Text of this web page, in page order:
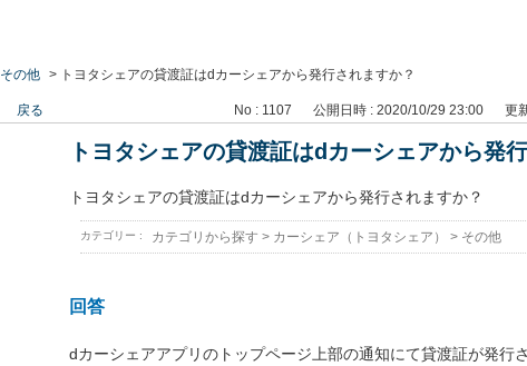
その他 > トヨタシェアの貸渡証はdカーシェアから発行されますか？
戻る No : 1107 公開日時 : 2020/10/29 23:00 更
トヨタシェアの貸渡証はdカーシェアから発
トヨタシェアの貸渡証はdカーシェアから発行されますか？
カテゴリー : カテゴリから探す > カーシェア（トヨタシェア） > その他
回答
dカーシェアアプリのトップページ上部の通知にて貸渡証が発行さ